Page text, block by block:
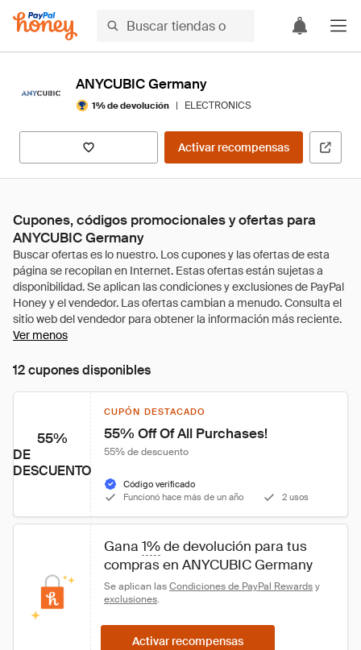
ANYCUBIC Germany
1% de devolución | ELECTRONICS
Activar recompensas
Cupones, códigos promocionales y ofertas para
ANYCUBIC Germany
Ver menos
12 cupones disponibles
55%
DE
DESCUENTO
CUPÓN DESTACADO
55% Off Of All Purchases!
55% de descuento
Código verificado
Funcionó hace más de un año
2 usos
Gana 1% de devolución para tus
compras en ANYCUBIC Germany
Se aplican las Condiciones de PayPal Rewards y
exclusiones.
Activar recompensas